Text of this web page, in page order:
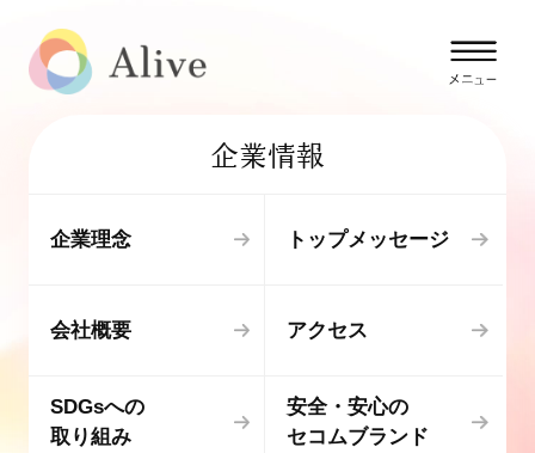
企業情報
企業理念 トップメッセージ
会社概要 アクセス
SDGsへの
取り組み
安全・安心の
セコムブランド